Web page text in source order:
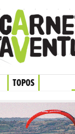
TOPOS